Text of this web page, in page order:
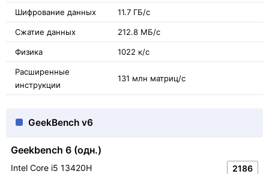
Шифрование данных 11.7 ГБ/с
Сжатие данных 212.8 МБ/с
Физика 1022 к/с
Расширенные
инструкции
131 млн матриц/с
GeekBench v6
Geekbench 6 (одн.)
Intel Core i5 13420H 2186